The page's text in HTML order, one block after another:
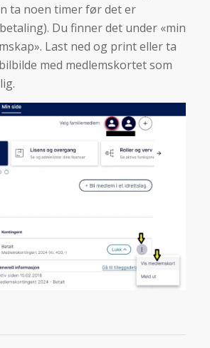
ta noen timer før det er
Du finner det under «min
Last ned og print eller ta
med medlemskortet som